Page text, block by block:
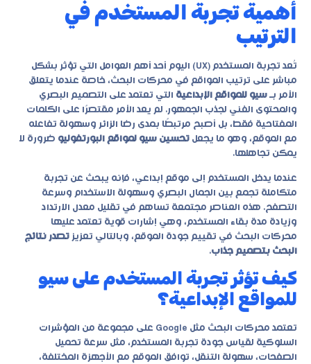
أهمية تجربة المستخدم في
الترتيب
تُعد تجربة المستخدم (UX) اليوم أحد أهم العوامل التي تؤثر بشكل
مباشر على ترتيب المواقع في محركات البحث، خاصة عندما يتعلق
الأمر بـ سيو للمواقع الإبداعية التي تعتمد على التصميم البصري
والمحتوى الفني لجذب الجمهور. لم يعد الأمر مقتصرًا على الكلمات
المفتاحية فقط، بل أصبح مرتبطًا بمدى رضا الزائر وسهولة تفاعله
مع الموقع، وهو ما يجعل تحسين سيو لمواقع البورتفوليو ضرورة لا
يمكن تجاهلها.
عندما يدخل المستخدم إلى موقع إبداعي، فإنه يبحث عن تجربة
متكاملة تجمع بين الجمال البصري وسهولة الاستخدام وسرعة
التصفح. هذه العناصر مجتمعة تساهم في تقليل معدل الارتداد
وزيادة مدة بقاء المستخدم، وهي إشارات قوية تعتمد عليها
محركات البحث في تقييم جودة الموقع، وبالتالي تعزيز تصدر نتائج
البحث بتصميم جذاب.
كيف تؤثر تجربة المستخدم على سيو
للمواقع الإبداعية؟
تعتمد محركات البحث مثل Google على مجموعة من المؤشرات
السلوكية لقياس جودة تجربة المستخدم، مثل سرعة تحميل
الصفحات، سهولة التنقل، توافق الموقع مع الأجهزة المختلفة،